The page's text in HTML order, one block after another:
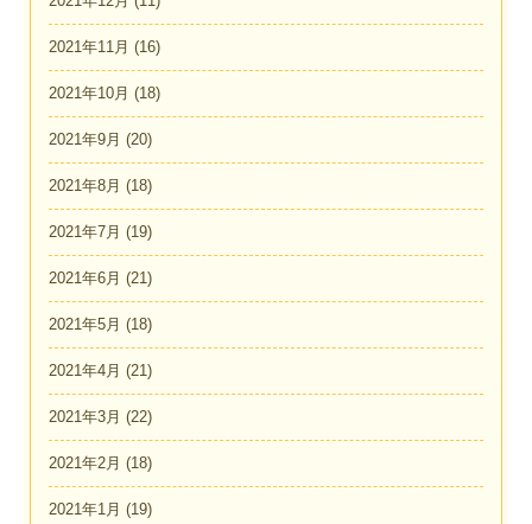
2021年11月 (16)
2021年10月 (18)
2021年9月 (20)
2021年8月 (18)
2021年7月 (19)
2021年6月 (21)
2021年5月 (18)
2021年4月 (21)
2021年3月 (22)
2021年2月 (18)
2021年1月 (19)